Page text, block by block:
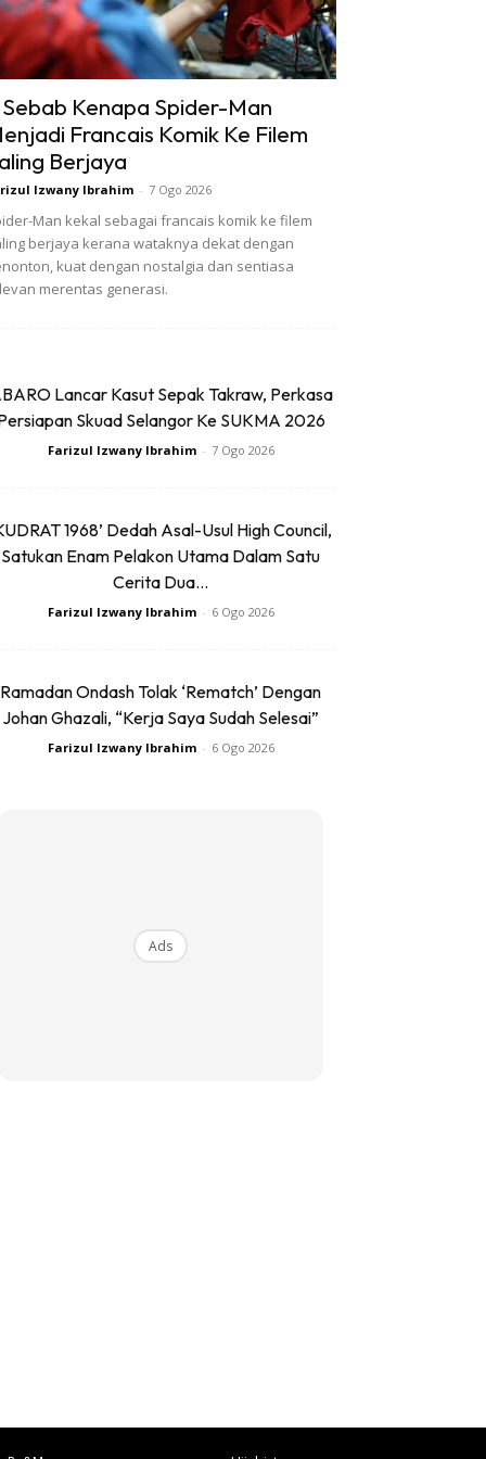
Kenapa Spider-Man
Francais Komik Ke Filem
Berjaya
Izwany Ibrahim - 7 Ogo 2026
Man kekal sebagai francais komik ke filem
berjaya kerana wataknya dekat dengan
kuat dengan nostalgia dan sentiasa
merentas generasi.
Lancar Kasut Sepak Takraw, Perkasa
Skuad Selangor Ke SUKMA 2026
Farizul Izwany Ibrahim - 7 Ogo 2026
1968’ Dedah Asal-Usul High Council,
Satukan Enam Pelakon Utama Dalam Satu
Cerita Dua...
Farizul Izwany Ibrahim - 6 Ogo 2026
Ramadan Ondash Tolak ‘Rematch’ Dengan
Johan Ghazali, “Kerja Saya Sudah Selesai”
Farizul Izwany Ibrahim - 6 Ogo 2026
Ads